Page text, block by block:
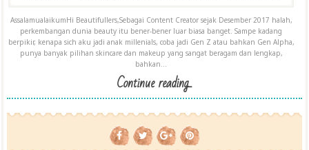
AssalamualaikumHi Beautifullers,Sebagai Content Creator sejak Desember 2017 halah,
perkembangan dunia beauty itu bener-bener luar biasa banget. Sampe kadang
berpikir, kenapa sich aku jadi anak millenials, coba jadi Gen Z atau bahkan Gen Alpha,
punya banyak pilihan skincare dan makeup yang sangat beragam dan lengkap,
bahkan...
Continue reading...